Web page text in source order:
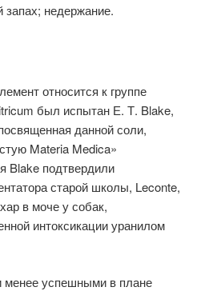
недержание.
относится к группе
был испытан Е. Т. Blake,
данной соли,
Materia Medica»
Blake подтвердили
старой школы, Leconte,
в моче у собак,
интоксикации уранилом
успешными в плане